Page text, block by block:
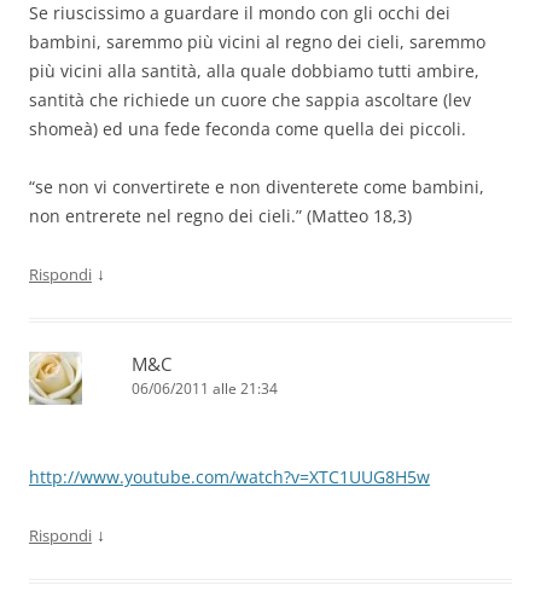
Se riuscissimo a guardare il mondo con gli occhi dei
bambini, saremmo più vicini al regno dei cieli, saremmo
più vicini alla santità, alla quale dobbiamo tutti ambire,
santità che richiede un cuore che sappia ascoltare (lev
shomeà) ed una fede feconda come quella dei piccoli.
“se non vi convertirete e non diventerete come bambini,
non entrerete nel regno dei cieli.” (Matteo 18,3)
Rispondi ↓
M&C
06/06/2011 alle 21:34
http://www.youtube.com/watch?v=XTC1UUG8H5w
Rispondi ↓